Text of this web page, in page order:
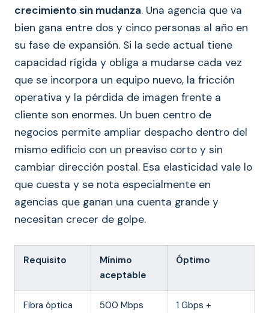
crecimiento sin mudanza. Una agencia que va
bien gana entre dos y cinco personas al año en
su fase de expansión. Si la sede actual tiene
capacidad rígida y obliga a mudarse cada vez
que se incorpora un equipo nuevo, la fricción
operativa y la pérdida de imagen frente a
cliente son enormes. Un buen centro de
negocios permite ampliar despacho dentro del
mismo edificio con un preaviso corto y sin
cambiar dirección postal. Esa elasticidad vale lo
que cuesta y se nota especialmente en
agencias que ganan una cuenta grande y
necesitan crecer de golpe.
Requisito
Mínimo
aceptable
Óptimo
Fibra óptica
500 Mbps
1 Gbps +